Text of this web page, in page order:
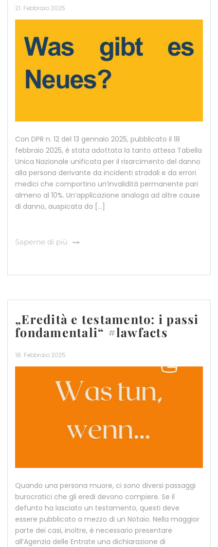
21. Febbraio 2025
Con DPR n. 12 del 13 gennaio 2025, pubblicato il 18
febbraio 2025, è stata adottata la tanto attesa Tabella
Unica Nazionale unificata per il risarcimento del danno
alla persona derivante da incidenti stradali e da errori
medici che comportino un’invalidità permanente pari
almeno al 10%. Un’applicazione analoga ad altre cause
di danno, auspicata da […]
Saperne di più
„Eredità e testamento: i passi
fondamentali“ #lawfacts
18. Febbraio 2025
Quando una persona muore, ci sono diversi passaggi
burocratici che gli eredi devono compiere. Se il
defunto ha lasciato un testamento, questi deve
essere pubblicato a mezzo di un Notaio. Nella maggior
parte dei casi, inoltre, è necessario presentare
all’Agenzia delle Entrate una dichiarazione di